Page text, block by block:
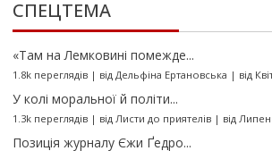
СПЕЦТЕМА
«Там на Лемковині помежде...
1.8k переглядів| від Дельфіна Ертановська | від
У колі моральної й політи...
1.3k переглядів| від Листи до приятелів| від
Позиція журналу Єжи Ґедро...